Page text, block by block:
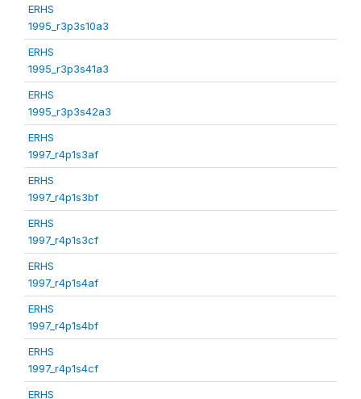
ERHS
1995_r3p3s10a3
ERHS
1995_r3p3s41a3
ERHS
1995_r3p3s42a3
ERHS
1997_r4p1s3af
ERHS
1997_r4p1s3bf
ERHS
1997_r4p1s3cf
ERHS
1997_r4p1s4af
ERHS
1997_r4p1s4bf
ERHS
1997_r4p1s4cf
ERHS